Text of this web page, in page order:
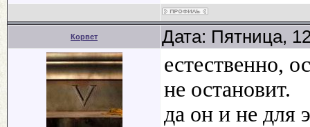
Корвет Дата: Пятница,
естественно,
не остановит.
да он и не для